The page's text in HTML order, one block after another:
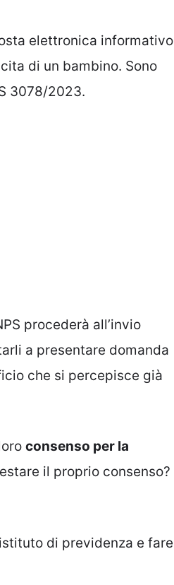
elettronica informativo
di un bambino. Sono
3078/2023.
procederà all’invio
a presentare domanda
che si percepisce già
consenso per la
il proprio consenso?
di previdenza e fare